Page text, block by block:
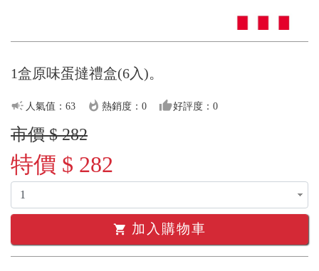
1盒原味蛋撻禮盒(6入)。
campaign 人氣值：63 whatshot 熱銷度：0 thumb_up好評度：0
市價 $ 282
特價 $ 282
shopping_cart 加入購物車